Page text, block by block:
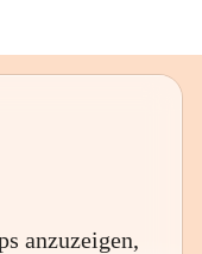
anzuzeigen,